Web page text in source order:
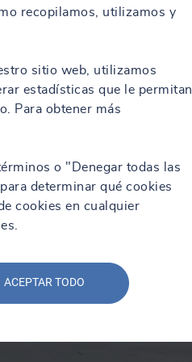
recopilamos, utilizamos y
sitio web, utilizamos
estadísticas que le permitan
Para obtener más
o "Denegar todas las
determinar qué cookies
cookies en cualquier
ACEPTAR TODO